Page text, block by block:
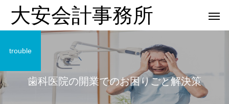
大安会計事務所
歯科医院の開業でのお困りごと解決策
trouble